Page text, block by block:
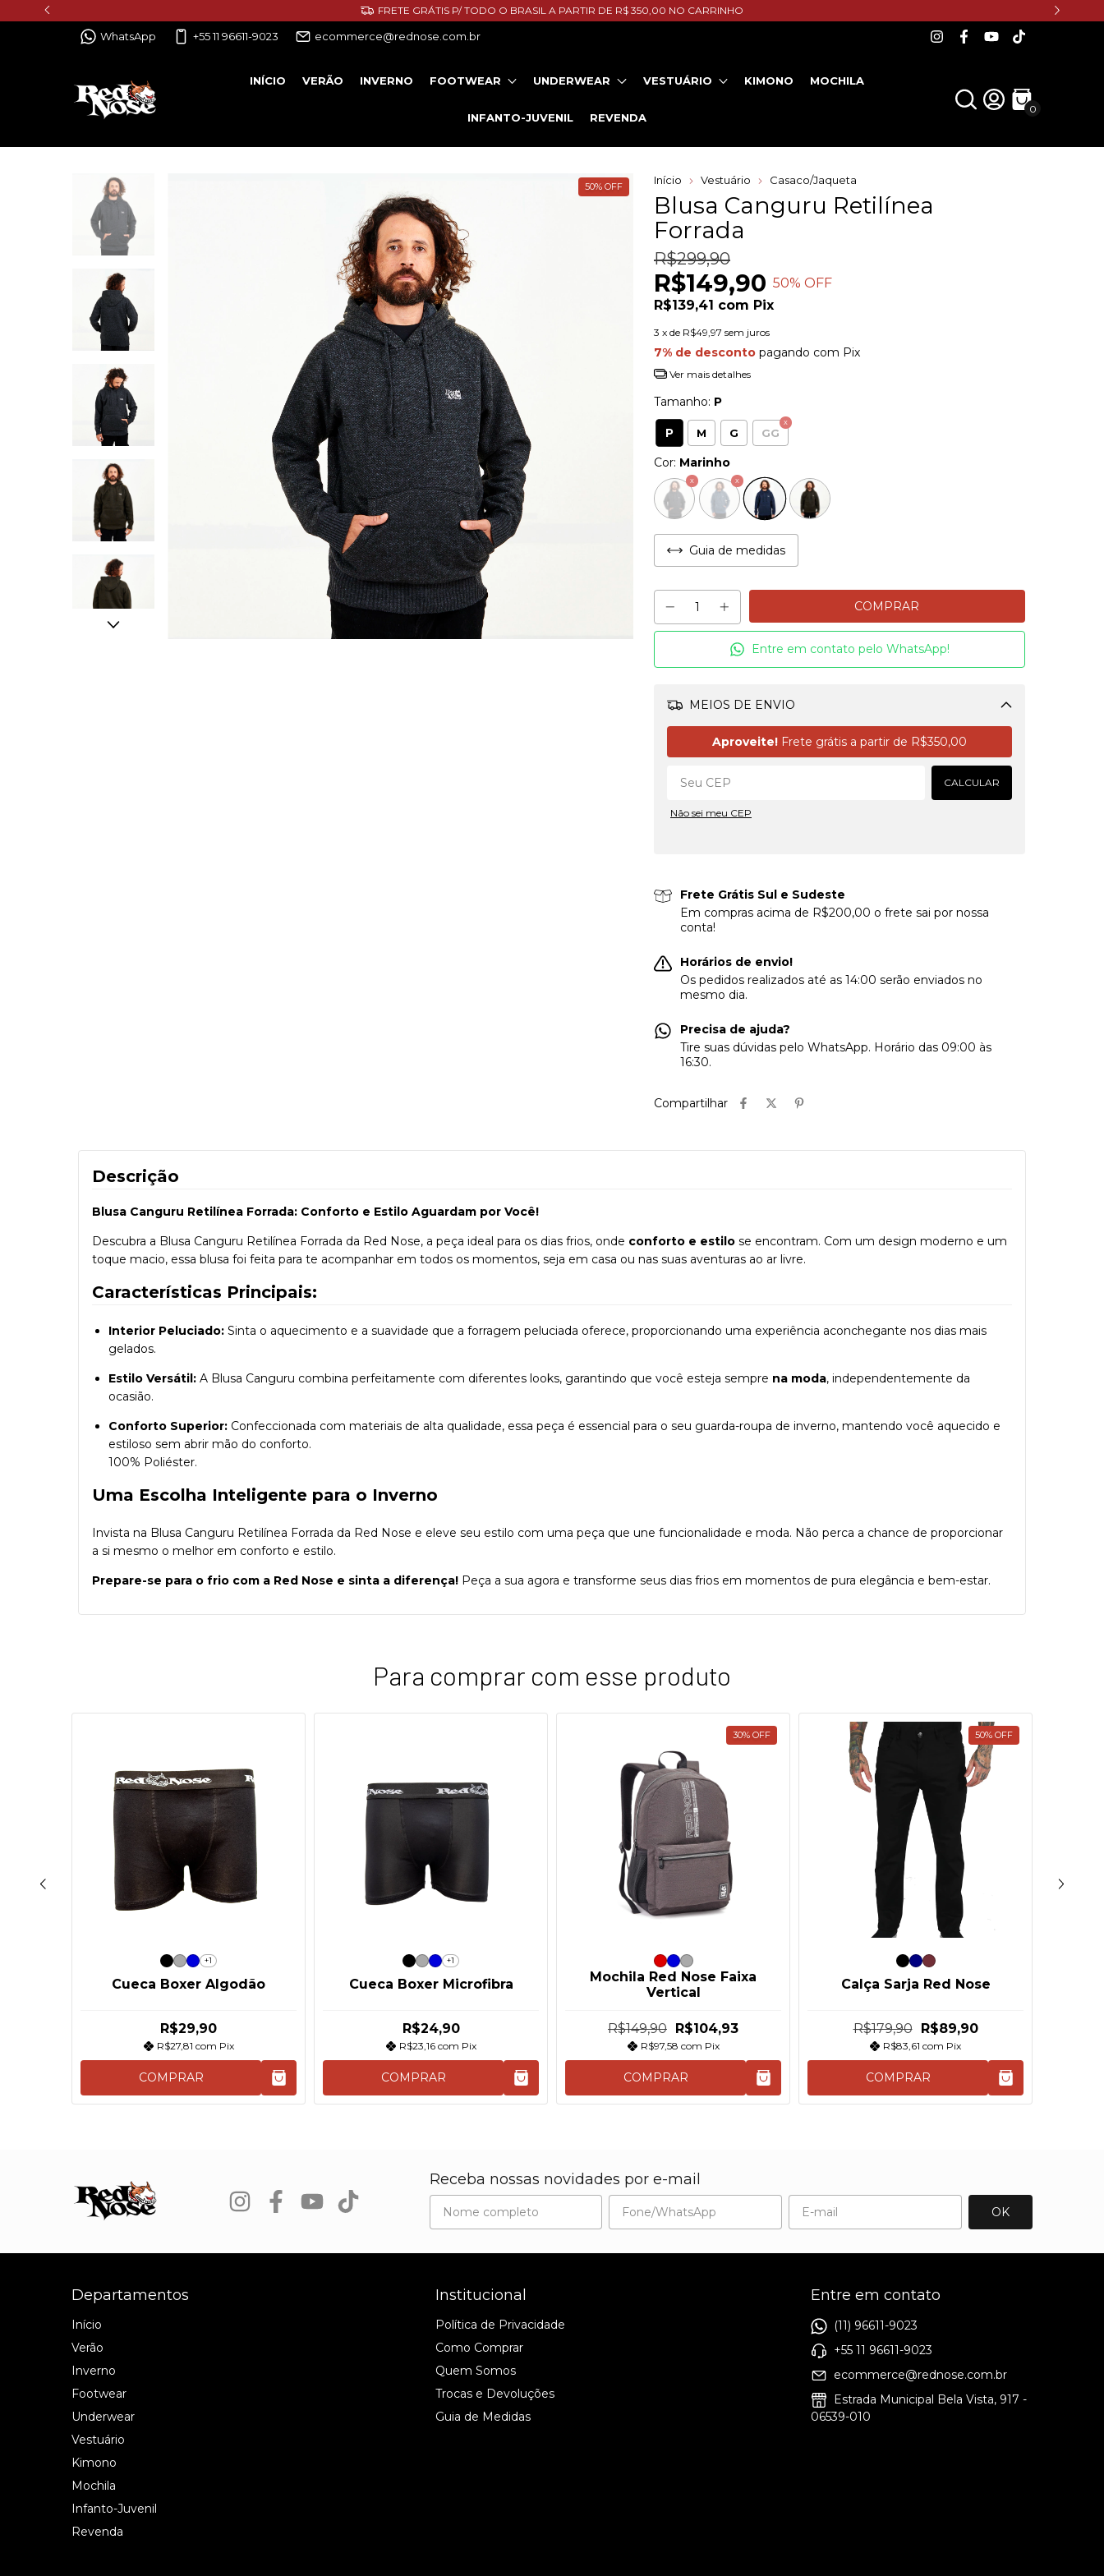
FRETE GRÁTIS P/ TODO O BRASIL A PARTIR DE R$ 350,00 NO CARRINHO
WhatsApp +55 11 96611-9023 ecommerce@rednose.com.br
INÍCIO VERÃO INVERNO FOOTWEAR UNDERWEAR VESTUÁRIO KIMONO MOCHILA
INFANTO-JUVENIL REVENDA
0
50% OFF Início Vestuário Casaco/Jaqueta
Blusa Canguru Retilínea
Forrada
R$299,90
R$149,90 50% OFF
R$139,41 com Pix
3 x de R$49,97 sem juros
7% de desconto pagando com Pix
Ver mais detalhes
Tamanho: P
P M G GG
Cor: Marinho
Guia de medidas
Entre em contato pelo WhatsApp!
MEIOS DE ENVIO
Aproveite! Frete grátis a partir de R$350,00
CALCULAR
Não sei meu CEP
Frete Grátis Sul e Sudeste
Em compras acima de R$200,00 o frete sai por nossa
conta!
Horários de envio!
Os pedidos realizados até as 14:00 serão enviados no
mesmo dia.
Precisa de ajuda?
Tire suas dúvidas pelo WhatsApp. Horário das 09:00 às
16:30.
Compartilhar
Descrição
Blusa Canguru Retilínea Forrada: Conforto e Estilo Aguardam por Você!
Descubra a Blusa Canguru Retilínea Forrada da Red Nose, a peça ideal para os dias frios, onde conforto e estilo se encontram. Com um design moderno e um
toque macio, essa blusa foi feita para te acompanhar em todos os momentos, seja em casa ou nas suas aventuras ao ar livre.
Características Principais:
Interior Peluciado: Sinta o aquecimento e a suavidade que a forragem peluciada oferece, proporcionando uma experiência aconchegante nos dias mais
gelados.
Estilo Versátil: A Blusa Canguru combina perfeitamente com diferentes looks, garantindo que você esteja sempre na moda, independentemente da
ocasião.
Conforto Superior: Confeccionada com materiais de alta qualidade, essa peça é essencial para o seu guarda-roupa de inverno, mantendo você aquecido e
estiloso sem abrir mão do conforto.
100% Poliéster.
Uma Escolha Inteligente para o Inverno
Invista na Blusa Canguru Retilínea Forrada da Red Nose e eleve seu estilo com uma peça que une funcionalidade e moda. Não perca a chance de proporcionar
a si mesmo o melhor em conforto e estilo.
Prepare-se para o frio com a Red Nose e sinta a diferença! Peça a sua agora e transforme seus dias frios em momentos de pura elegância e bem-estar.
Para comprar com esse produto
+1
Cueca Boxer Algodão
R$29,90
R$27,81 com Pix
COMPRAR
+1
Cueca Boxer Microfibra
R$24,90
R$23,16 com Pix
COMPRAR
30% OFF
Mochila Red Nose Faixa
Vertical
R$149,90 R$104,93
R$97,58 com Pix
COMPRAR
50% OFF
Calça Sarja Red Nose
R$179,90 R$89,90
R$83,61 com Pix
COMPRAR
Receba nossas novidades por e-mail
Departamentos
Início
Verão
Inverno
Footwear
Underwear
Vestuário
Kimono
Mochila
Infanto-Juvenil
Revenda
Institucional
Política de Privacidade
Como Comprar
Quem Somos
Trocas e Devoluções
Guia de Medidas
Entre em contato
(11) 96611-9023
+55 11 96611-9023
ecommerce@rednose.com.br
Estrada Municipal Bela Vista, 917 -
06539-010